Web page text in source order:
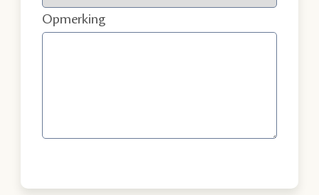
Opmerking